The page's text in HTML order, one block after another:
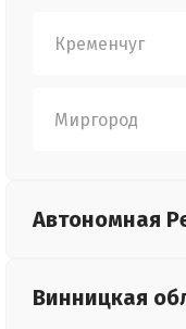
Кременчуг
Миргород
Автономная
Винницкая